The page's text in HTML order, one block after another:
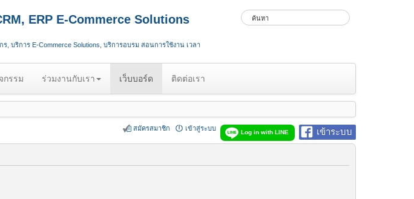
ERP E-Commerce Solutions
บริการ E-Commerce Solutions, บริการอบรม สอนการใช้งาน เวลา
กรรม ร่วมงานกับเรา เว็บบอร์ด ติดต่อเรา
เข้าระบบ
Log in with LINE
เข้าสู่ระบบ
สมัครสมาชิก